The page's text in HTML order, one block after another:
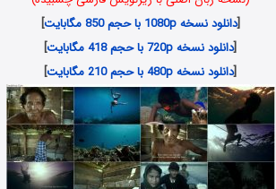
[دانلود نسخه 1080p با حجم 850 مگابایت
]
[دانلود نسخه 720p با حجم 418 مگابایت
]
[دانلود نسخه 480p با حجم 210 مگابایت ]